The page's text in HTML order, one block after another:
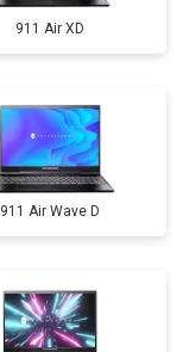
911 Air XD
911 Air Wave D